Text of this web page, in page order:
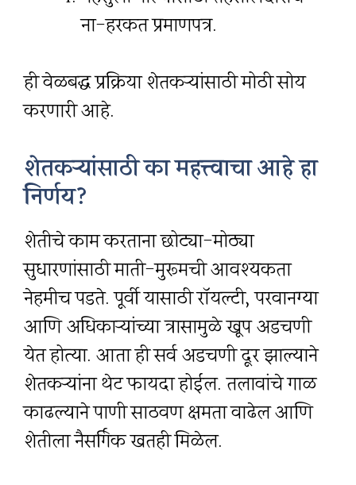
ना-हरकत प्रमाणपत्र.
ही वेळबद्ध प्रक्रिया शेतकऱ्यांसाठी मोठी सोय
करणारी आहे.
शेतकऱ्यांसाठी का महत्त्वाचा आहे हा
निर्णय?
शेतीचे काम करताना छोट्या-मोठ्या
सुधारणांसाठी माती-मुरूमची आवश्यकता
नेहमीच पडते. पूर्वी यासाठी रॉयल्टी, परवानग्या
आणि अधिकाऱ्यांच्या त्रासामुळे खूप अडचणी
येत होत्या. आता ही सर्व अडचणी दूर झाल्याने
शेतकऱ्यांना थेट फायदा होईल. तलावांचे गाळ
काढल्याने पाणी साठवण क्षमता वाढेल आणि
शेतीला नैसर्गिक खतही मिळेल.